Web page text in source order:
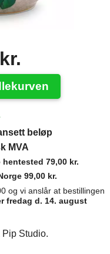
beløp
MVA
79,00 kr.
99,00 kr.
og vi anslår at bestillingen
fredag d. 14. august
Studio.